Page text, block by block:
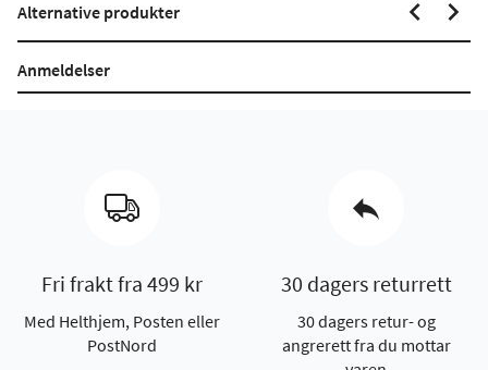
Alternative produkter
Anmeldelser
Fri frakt fra 499 kr
Med Helthjem, Posten eller
PostNord
30 dagers returrett
30 dagers retur- og
angrerett fra du mottar